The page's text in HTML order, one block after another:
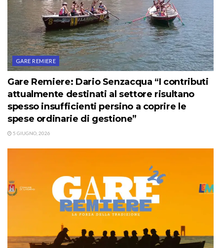
GARE REMIERE
Gare Remiere: Dario Senzacqua “I contributi
attualmente destinati al settore risultano
spesso insufficienti persino a coprire le
spese ordinarie di gestione”
5 GIUGNO, 2026